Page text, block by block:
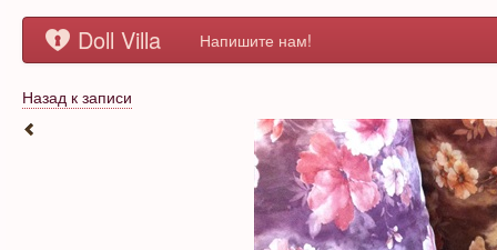
Doll Villa Напишите нам!
Назад к записи